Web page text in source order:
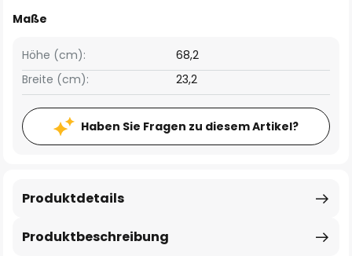
Maße
Breite (cm): 23,2
Höhe (cm): 68,2
Haben Sie Fragen zu diesem Artikel?
Produktbeschreibung
Produktdetails